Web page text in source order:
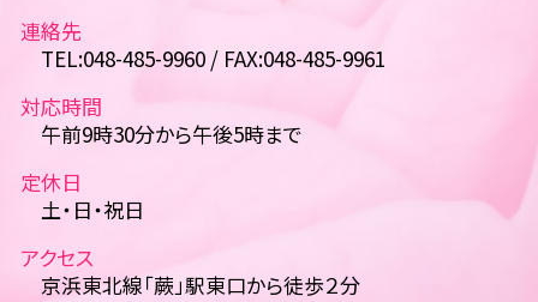
連絡先
TEL:048-485-9960 / FAX:048-485-9961
対応時間
午前9時30分から午後5時まで
定休日
土・日・祝日
アクセス
京浜東北線「蕨」駅東口から徒歩２分